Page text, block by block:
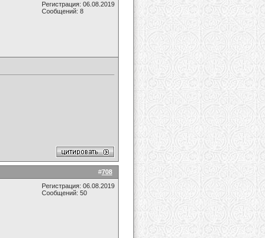
Регистрация: 06.08.2019
Сообщений: 8
#708
Регистрация: 06.08.2019
Сообщений: 50